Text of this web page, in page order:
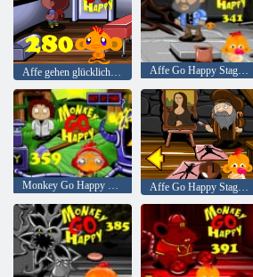
Affe gehen glücklich Stadium 280 Affe Go Happy Stage 341
Monkey Go Happy Stage 359 Affe Go Happy Stage 371